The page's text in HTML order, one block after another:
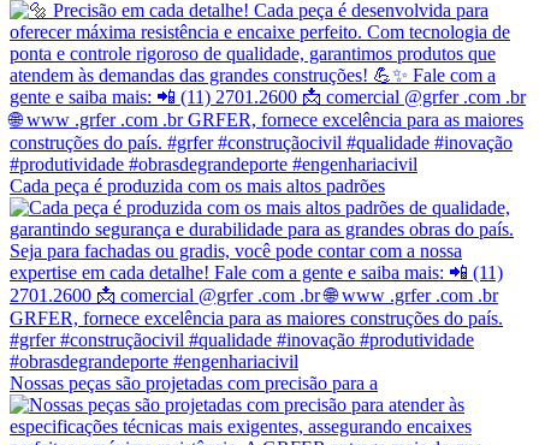
Cada peça é produzida com os mais altos padrões
Nossas peças são projetadas com precisão para a